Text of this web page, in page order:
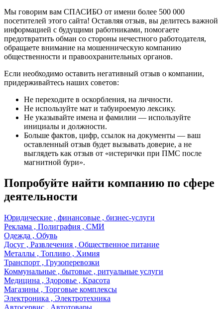
Мы говорим вам СПАСИБО от имени более 500 000
посетителей этого сайта! Оставляя отзыв, вы делитесь важной
информацией с будущими работниками, помогаете
предотвратить обман со стороны нечестного работодателя,
обращаете внимание на мошенническую компанию
общественности и правоохранительных органов.
Если необходимо оставить негативный отзыв о компании,
придерживайтесь наших советов:
Не переходите в оскорбления, на личности.
Не используйте мат и табуироемую лексику.
Не указывайте имена и фамилии — используйте
инициалы и должности.
Больше фактов, цифр, ссылок на документы — ваш
оставленный отзыв будет вызывать доверие, а не
выглядеть как отзыв от «истерички при ПМС после
магнитной бури».
Попробуйте найти компанию по сфере
деятельности
Юридические , финансовые , бизнес-услуги
Реклама , Полиграфия , СМИ
Одежда , Обувь
Досуг , Развлечения , Общественное питание
Металлы , Топливо , Химия
Транспорт , Грузоперевозки
Коммунальные , бытовые , ритуальные услуги
Медицина , Здоровье , Красота
Магазины , Торговые комплексы
Электроника , Электротехника